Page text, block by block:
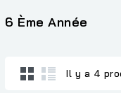
6 Ème Année
Il y a 4